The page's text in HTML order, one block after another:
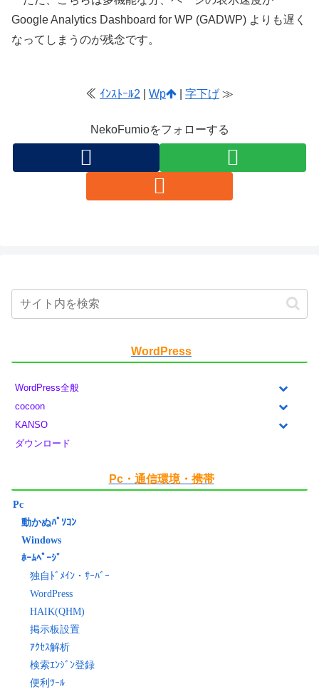
Google Analytics Dashboard for WP (GADWP) よりも遅く
なってしまうのが残念です。
≪ ｲﾝｽﾄｰﾙ2 Wp 字下げ ≫
NekoFumioをフォローする
WordPress
WordPress全般
cocoon
KANSO
ダウンロード
Pc・通信環境・携帯
Pc
動かぬﾊﾟｿｺﾝ
Windows
ﾎｰﾑﾍﾟｰｼﾞ
独自ﾄﾞﾒｲﾝ・ｻｰﾊﾞｰ
WordPress
HAIK(QHM)
掲示板設置
ｱｸｾｽ解析
検索ｴﾝｼﾞﾝ登録
便利ﾂｰﾙ